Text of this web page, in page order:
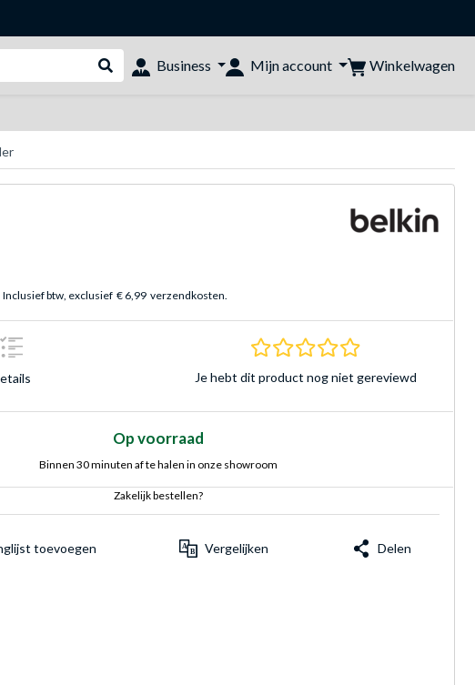
Webshop doorzoeken
Business Mijn account Winkelwagen
Inclusief btw, exclusief € 6,99 verzendkosten.
0.0 sterren
Je hebt dit product nog niet gereviewd
Op voorraad
Binnen 30 minuten af te halen in onze showroom
Zakelijk bestellen?
toevoegen Vergelijken Delen